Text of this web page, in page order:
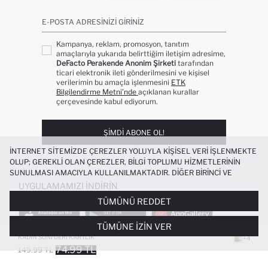
KADIN SUNI DERI KARTLIK
149.99 TL 74.99 TL
+4
E-POSTA ADRESINIZI GIRINIZ
Kampanya, reklam, promosyon, tanıtım
amaçlarıyla yukarıda belirttiğim iletişim adresime,
DeFacto Perakende Anonim Şirketi tarafından
ticari elektronik ileti gönderilmesini ve kişisel
verilerimin bu amaçla işlenmesini ETK
Bilgilendirme Metni’nde açıklanan kurallar
çerçevesinde kabul ediyorum.
ŞIMDI ABONE OL!
UYGULAMAMIZI İNDIRIN
POPÜLER KATEGORILER
İNTERNET SITEMIZDE ÇEREZLER YOLUYLA KIŞISEL VERI IŞLENMEKTE
OLUP; GEREKLI OLAN ÇEREZLER, BILGI TOPLUMU HIZMETLERININ
SUNULMASI AMACIYLA KULLANILMAKTADIR. DIĞER BIRINCI VE
ÜÇÜNCÜ TARAF ÇEREZLER ISE SIZE DAHA IYI BIR ALIŞVERIŞ
DENEYIMI SUNULABILMESI, SITEMIZIN DAHA IŞLEVSEL KILINMASI VE
KIŞISELLEŞTIRMESI VE AÇIK RIZA VERMENIZ HALINDE, SIZLERE
YÖNELIK PAZARLAMA FAALIYETLERININ YAPILMASI AMAÇLARIYLA
SINIRLI OLARAK KULLANILACAKTIR. ÇEREZLERE DAIR TERCIHLERINIZI
ÇEREZ TERCIHLERIPANELI ARACILIĞIYLA HER ZAMAN YÖNETEBILIR,
ÇEREZLERLE ILGILI DAHA DETAYLI BILGIYE
TÜMÜNÜ REDDET
TÜMÜNE İZIN VER